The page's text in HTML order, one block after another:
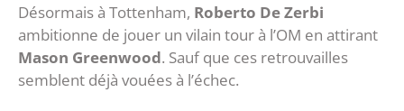
Désormais à Tottenham, Roberto De Zerbi
ambitionne de jouer un vilain tour à l’OM en attirant
Mason Greenwood. Sauf que ces retrouvailles
semblent déjà vouées à l’échec.